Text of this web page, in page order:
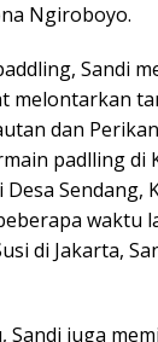
Ngiroboyo.
Sandi
melontarkan
dan
padlling di
Sendang,
waktu
di Jakarta,
Sandi juga